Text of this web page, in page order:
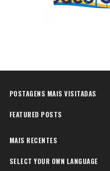
POSTAGENS MAIS VISITADAS
FEATURED POSTS
MAIS RECENTES
SELECT YOUR OWN LANGUAGE